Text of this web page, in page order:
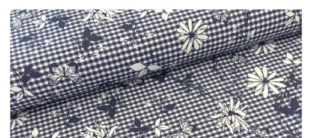
produktu
je
0,0
z
5
hvězdiček.